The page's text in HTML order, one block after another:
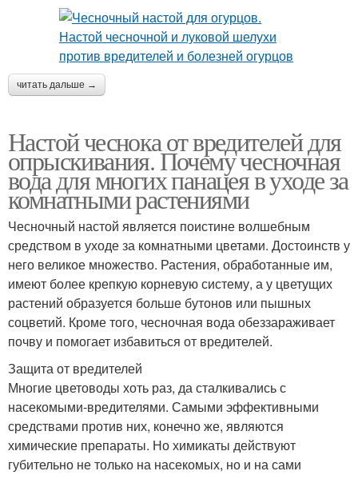
читать дальше →
Настой чеснока от вредителей для
опрыскивания. Почему чесночная
вода для многих панацея в уходе за
комнатными растениями
Чесночный настой является поистине волшебным
средством в уходе за комнатными цветами. Достоинств у
него великое множество. Растения, обработанные им,
имеют более крепкую корневую систему, а у цветущих
растений образуется больше бутонов или пышных
соцветий. Кроме того, чесночная вода обеззараживает
почву и помогает избавиться от вредителей.
Защита от вредителей
Многие цветоводы хоть раз, да сталкивались с
насекомыми-вредителями. Самыми эффективными
средствами против них, конечно же, являются
химические препараты. Но химикаты действуют
губительно не только на насекомых, но и на сами